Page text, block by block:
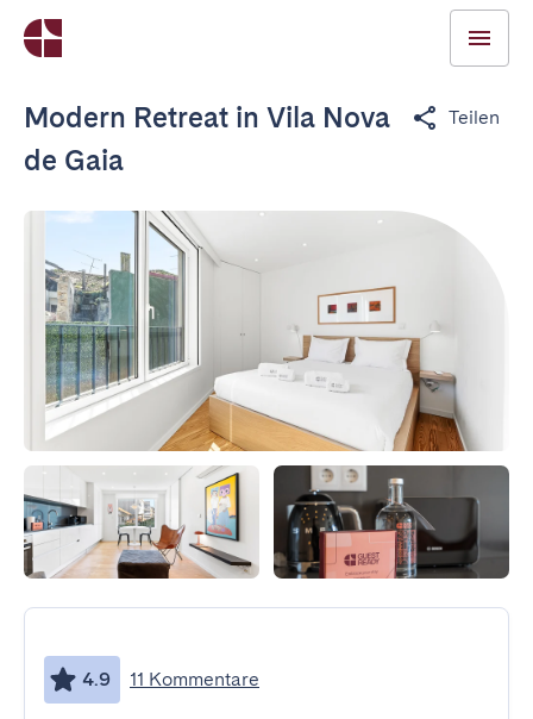
Modern Retreat in Vila Nova
de Gaia
Teilen
4.9 11 Kommentare